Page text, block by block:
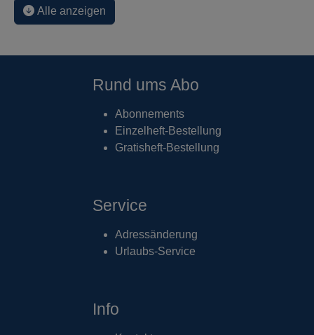
Alle anzeigen
Rund ums Abo
Abonnements
Einzelheft-Bestellung
Gratisheft-Bestellung
Service
Adressänderung
Urlaubs-Service
Info